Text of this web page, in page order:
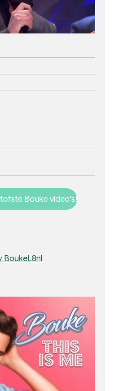
Bouke video's!
BoukeL8nl